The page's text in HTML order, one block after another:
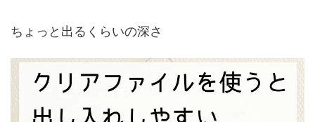
ちょっと出るくらいの深さ